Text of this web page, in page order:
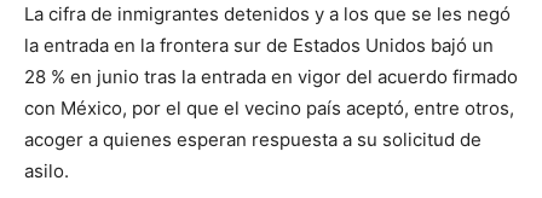
La cifra de inmigrantes detenidos y a los que se les negó
la entrada en la frontera sur de Estados Unidos bajó un
28 % en junio tras la entrada en vigor del acuerdo firmado
con México, por el que el vecino país aceptó, entre otros,
acoger a quienes esperan respuesta a su solicitud de
asilo.